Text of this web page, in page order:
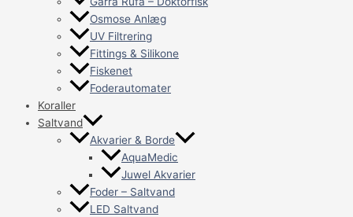
Osmose Anlæg
UV Filtrering
Fittings & Silikone
Fiskenet
Foderautomater
Koraller
Saltvand
Akvarier & Borde
AquaMedic
Juwel Akvarier
Foder – Saltvand
LED Saltvand